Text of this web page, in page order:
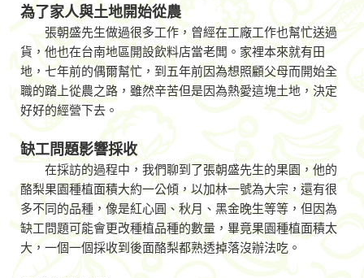
為了家人與土地開始從農
張朝盛先生做過很多工作，曾經在工廠工作也幫忙送過
貨，他也在台南地區開設飲料店當老闆。家裡本來就有田
地，七年前的偶爾幫忙，到五年前因為想照顧父母而開始全
職的踏上從農之路，雖然辛苦但是因為熱愛這塊土地，決定
好好的經營下去。
缺工問題影響採收
在採訪的過程中，我們聊到了張朝盛先生的果園，他的
酪梨果園種植面積大約一公傾，以加林一號為大宗，還有很
多不同的品種，像是紅心圓、秋月、黑金晚生等等，但因為
缺工問題可能會更改種植品種的數量，畢竟果園種植面積太
大，一個一個採收到後面酪梨都熟透掉落沒辦法吃。